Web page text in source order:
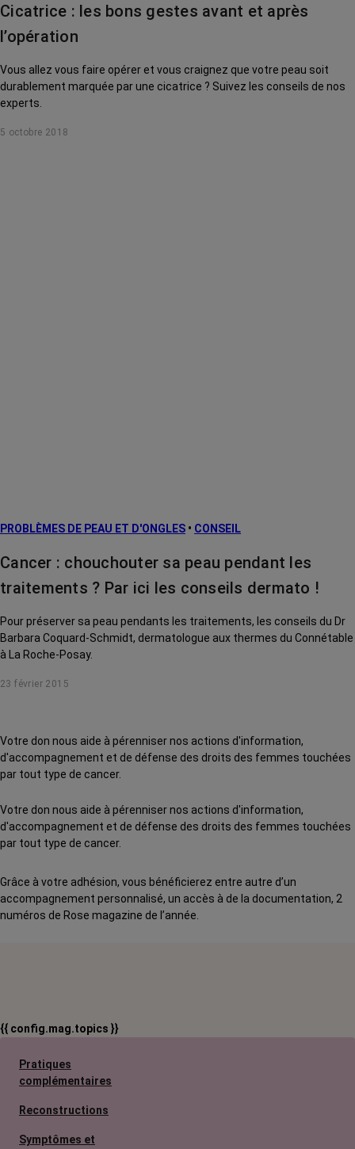
Cicatrice : les bons gestes avant et après
l’opération
Vous allez vous faire opérer et vous craignez que votre peau soit
durablement marquée par une cicatrice ? Suivez les conseils de nos
experts.
5 octobre 2018
PROBLÈMES DE PEAU ET D'ONGLES • CONSEIL
Cancer : chouchouter sa peau pendant les
traitements ? Par ici les conseils dermato !
Pour préserver sa peau pendants les traitements, les conseils du Dr
Barbara Coquard-Schmidt, dermatologue aux thermes du Connétable
à La Roche-Posay.
23 février 2015
Votre don nous aide à pérenniser nos actions d'information,
d'accompagnement et de défense des droits des femmes touchées
par tout type de cancer.
Votre don nous aide à pérenniser nos actions d'information,
d'accompagnement et de défense des droits des femmes touchées
par tout type de cancer.
Grâce à votre adhésion, vous bénéficierez entre autre d’un
accompagnement personnalisé, un accès à de la documentation, 2
numéros de Rose magazine de l’année.
{{ config.mag.topics }}
Pratiques
complémentaires
Reconstructions
Symptômes et